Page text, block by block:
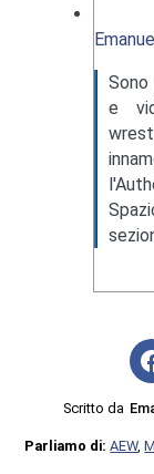
e
Scritto da
Parliamo di:AEW,